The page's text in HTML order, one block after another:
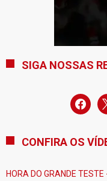
SIGA NOSSAS
facebook
x
CONFIRA OS
HORA DO GRANDE